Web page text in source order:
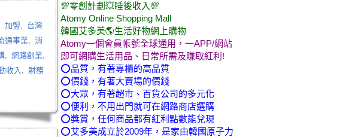
加盟, 台灣
通事業, 消
, 網路創業,
收入 , 財務
💯零創計劃💥睡後收入💯
Atomy Online Shopping Mall
韓國艾多美🌎生活好物網上購物
Atomy一個會員帳號全球通用，一APP/網站
即可網購生活用品、日常所需及賺取紅利!
⭕品質，有著專櫃的高品質
⭕價錢，有著大賣場的價錢
⭕大眾，有著超市、百貨公司的多元化
⭕便利，不用出門就可在網路商店選購
⭕獎賞，任何商品都有紅利點數能兌現
⭕艾多美成立於2009年，是家由韓國原子力